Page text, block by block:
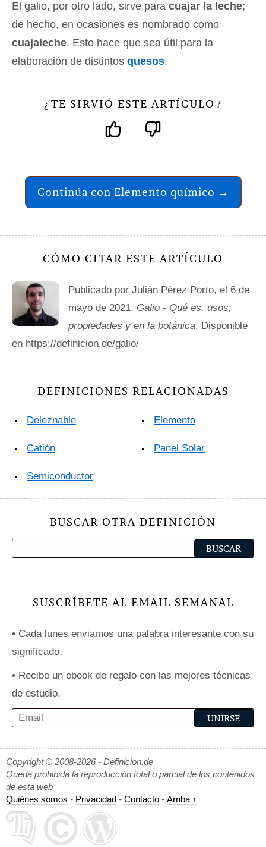
El galio, por otro lado, sirve para cuajar la leche;
de hecho, en ocasiones es nombrado como
cuajaleche. Esto hace que sea útil para la
elaboración de distintos quesos.
¿ TE SIRVIÓ ESTE ARTÍCULO ?
Continúa con Elemento químico →
CÓMO CITAR ESTE ARTÍCULO
Publicado por Julián Pérez Porto, el 6 de
mayo de 2021. Galio - Qué es, usos,
propiedades y en la botánica. Disponible
en https://definicion.de/galio/
DEFINICIONES RELACIONADAS
Deleznable
Catión
Semiconductor
Elemento
Panel Solar
BUSCAR OTRA DEFINICIÓN
SUSCRÍBETE AL EMAIL SEMANAL
• Cada lunes enviamos una palabra interesante con su
significado.
• Recibe un ebook de regalo con las mejores técnicas
de estudio.
Copyright © 2008-2026 - Definicion.de
Queda prohibida la reproducción total o parcial de los contenidos
de esta web
Quiénes somos - Privacidad - Contacto - Arriba ↑